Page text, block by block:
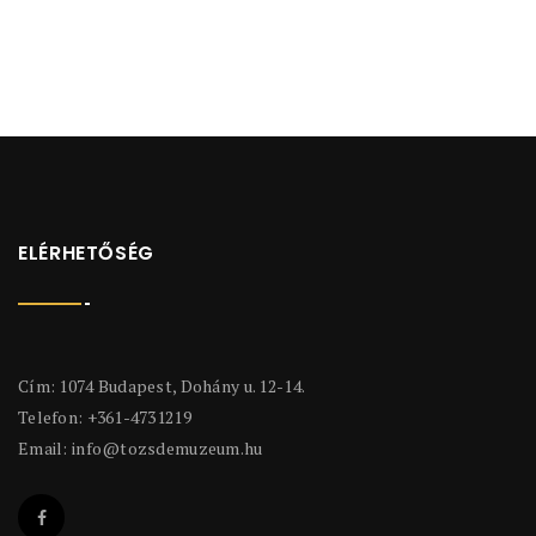
ELÉRHETŐSÉG
Cím: 1074 Budapest, Dohány u. 12-14.
Telefon: +361-4731219
Email: info@tozsdemuzeum.hu